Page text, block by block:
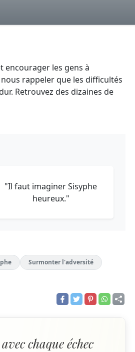
encourager les gens à
rappeler que les difficultés
Retrouvez des dizaines de
"Il faut imaginer Sisyphe
heureux."
Surmonter l'adversité
chaque échec